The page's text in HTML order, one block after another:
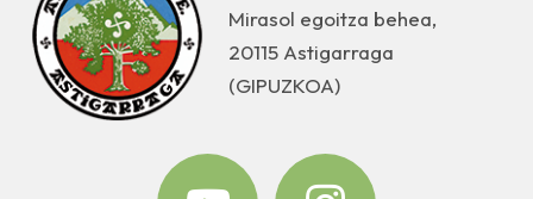
Mirasol egoitza behea,
20115 Astigarraga
(GIPUZKOA)